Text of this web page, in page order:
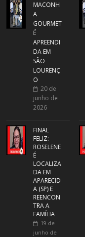
MACONH
A
GOURMET
É
APREENDI
DA EM
SÃO
LOURENÇ
O
20 de
junho de
2026
FINAL
FELIZ:
ROSELENE
É
LOCALIZA
DA EM
APARECID
A (SP) E
REENCON
TRA A
FAMÍLIA
19 de
junho de